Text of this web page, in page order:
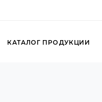
КАТАЛОГ ПРОДУКЦИИ